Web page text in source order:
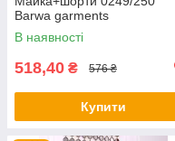
Barwa garments
В наявності
518,40 ₴ 576 ₴
Купити